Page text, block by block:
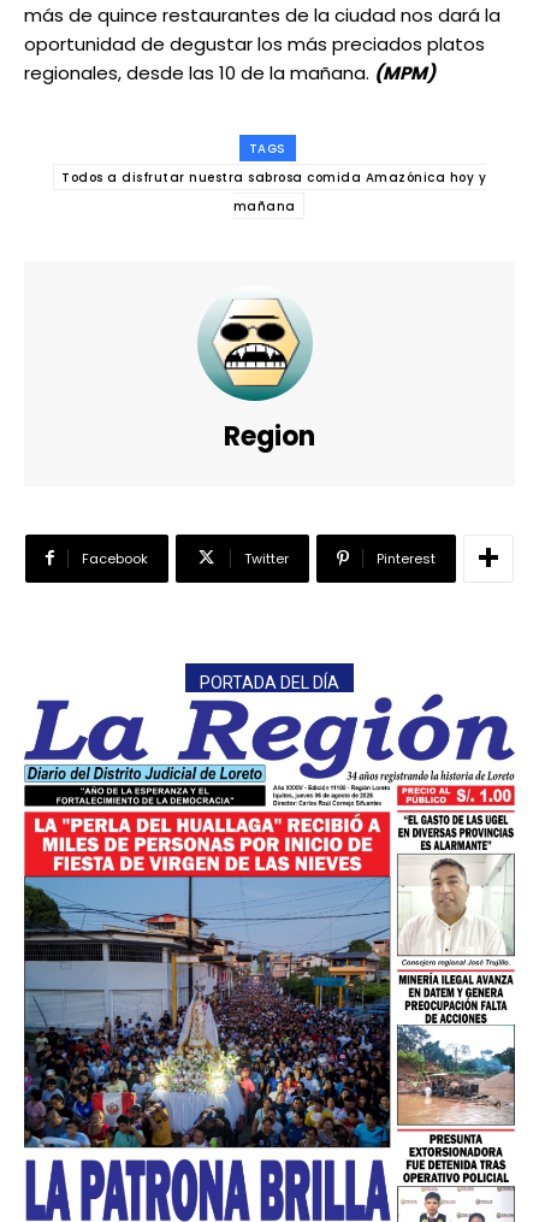
más de quince restaurantes de la ciudad nos dará la
oportunidad de degustar los más preciados platos
regionales, desde las 10 de la mañana. (MPM)
TAGS
Todos a disfrutar nuestra sabrosa comida Amazónica hoy y
mañana
Region
Facebook Twitter Pinterest
PORTADA DEL DÍA